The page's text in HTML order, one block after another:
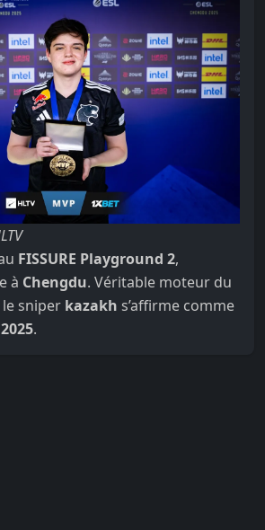
FISSURE Playground 2,
à Chengdu. Véritable moteur du
sniper kazakh s’affirme comme
.